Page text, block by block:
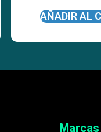
AÑADIR AL
Marcas